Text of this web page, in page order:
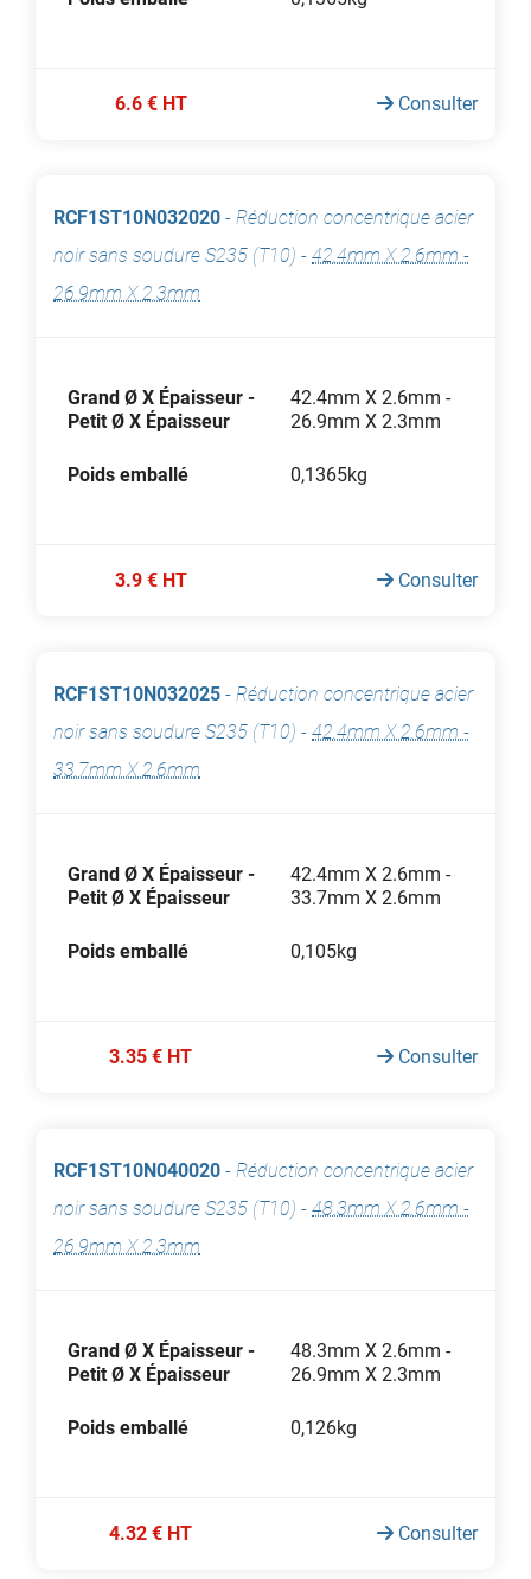
6.6 € HT Consulter
RCF1ST10N032020 - Réduction concentrique acier
noir sans soudure S235 (T10) - 42.4mm X 2.6mm -
26.9mm X 2.3mm
Grand Ø X Épaisseur -
Petit Ø X Épaisseur
42.4mm X 2.6mm -
26.9mm X 2.3mm
Poids emballé 0,1365kg
3.9 € HT Consulter
RCF1ST10N032025 - Réduction concentrique acier
noir sans soudure S235 (T10) - 42.4mm X 2.6mm -
33.7mm X 2.6mm
Grand Ø X Épaisseur -
Petit Ø X Épaisseur
42.4mm X 2.6mm -
33.7mm X 2.6mm
Poids emballé 0,105kg
3.35 € HT Consulter
RCF1ST10N040020 - Réduction concentrique acier
noir sans soudure S235 (T10) - 48.3mm X 2.6mm -
26.9mm X 2.3mm
Grand Ø X Épaisseur -
Petit Ø X Épaisseur
48.3mm X 2.6mm -
26.9mm X 2.3mm
Poids emballé 0,126kg
4.32 € HT Consulter